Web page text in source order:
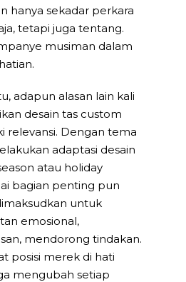
hanya sekadar perkara
tetapi juga tentang.
musiman dalam
adapun alasan lain kali
desain tas custom
relevansi. Dengan tema
adaptasi desain
atau holiday
bagian penting pun
untuk
emosional,
mendorong tindakan.
posisi merek di hati
mengubah setiap